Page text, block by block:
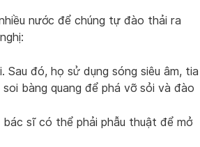
nước để chúng tự đào thải ra
Sau đó, họ sử dụng sóng siêu âm, tia
bàng quang để phá vỡ sỏi và đào
sĩ có thể phải phẫu thuật để mở